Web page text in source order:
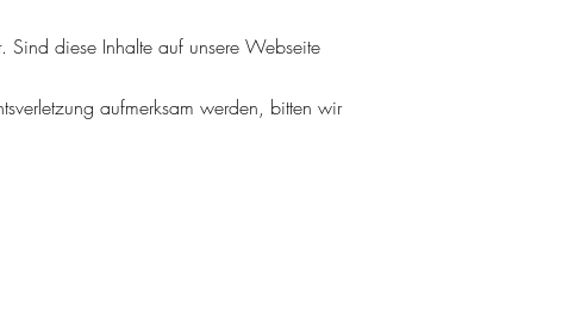
diese Inhalte auf unsere Webseite
aufmerksam werden, bitten wir